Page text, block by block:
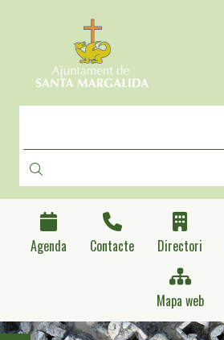
Agenda Contacte Directori
Mapa web